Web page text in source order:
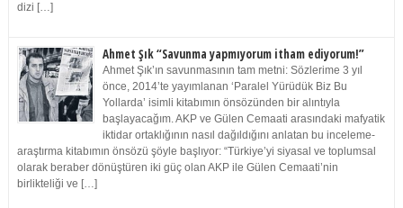
dizi […]
Ahmet Şık “Savunma yapmıyorum itham ediyorum!”
Ahmet Şık’ın savunmasının tam metni: Sözlerime 3 yıl
önce, 2014’te yayımlanan ‘Paralel Yürüdük Biz Bu
Yollarda’ isimli kitabımın önsözünden bir alıntıyla
başlayacağım. AKP ve Gülen Cemaati arasındaki mafyatik
iktidar ortaklığının nasıl dağıldığını anlatan bu inceleme-
araştırma kitabımın önsözü şöyle başlıyor: “Türkiye’yi siyasal ve toplumsal
olarak beraber dönüştüren iki güç olan AKP ile Gülen Cemaati’nin
birlikteliği ve […]